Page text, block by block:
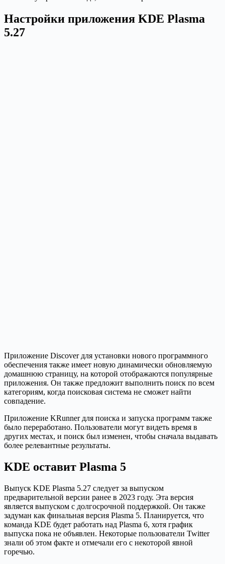
Настройки приложения KDE Plasma
5.27
Приложение Discover для установки нового программного
обеспечения также имеет новую динамически обновляемую
домашнюю страницу, на которой отображаются популярные
приложения. Он также предложит выполнить поиск по всем
категориям, когда поисковая система не сможет найти
совпадение.
Приложение KRunner для поиска и запуска программ также
было переработано. Пользователи могут видеть время в
других местах, и поиск был изменен, чтобы сначала выдавать
более релевантные результаты.
KDE оставит Plasma 5
Выпуск KDE Plasma 5.27 следует за выпуском
предварительной версии ранее в 2023 году. Эта версия
является выпуском с долгосрочной поддержкой. Он также
задуман как финальная версия Plasma 5. Планируется, что
команда KDE будет работать над Plasma 6, хотя график
выпуска пока не объявлен. Некоторые пользователи Twitter
знали об этом факте и отмечали его с некоторой явной
горечью.